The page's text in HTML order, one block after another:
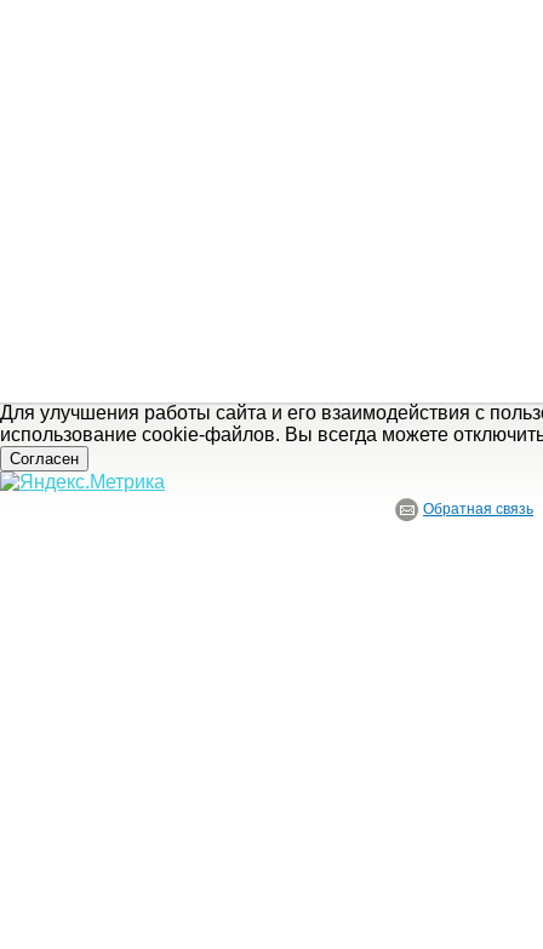
Для улучшения работы сайта и его взаимодействия с
использование cookie-файлов. Вы всегда можете
Согласен
Обратная связь